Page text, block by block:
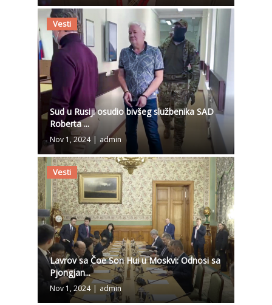
Vesti
Sud u Rusiji osudio bivšeg službenika SAD
Roberta ...
Nov 1, 2024 | admin
Vesti
Lavrov sa Čoe Son Hui u Moskvi: Odnosi sa
Pjongjan...
Nov 1, 2024 | admin